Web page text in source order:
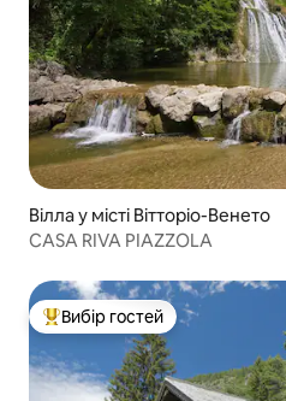
Вілла у місті Вітторіо-Венето
CASA RIVA PIAZZOLA
Топ вибір гостей
Вибір гостей